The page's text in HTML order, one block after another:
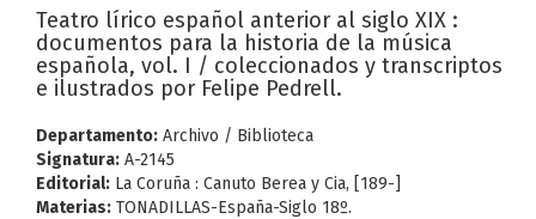
Teatro lírico español anterior al siglo XIX :
documentos para la historia de la música
española, vol. I / coleccionados y transcriptos
e ilustrados por Felipe Pedrell.
Departamento: Archivo / Biblioteca
Signatura: A-2145
Editorial: La Coruña : Canuto Berea y Cia, [189-]
Materias: TONADILLAS-España-Siglo 18º.